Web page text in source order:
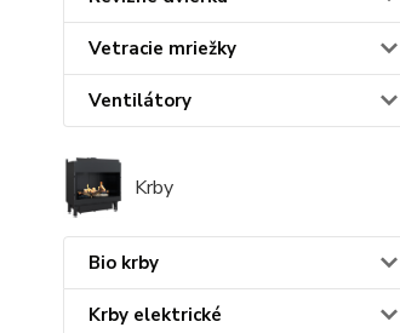
Vetracie mriežky
Ventilátory
Krby
Bio krby
Krby elektrické